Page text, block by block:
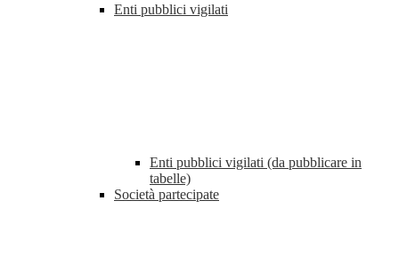
Enti pubblici vigilati
Enti pubblici vigilati (da pubblicare in
tabelle)
Società partecipate